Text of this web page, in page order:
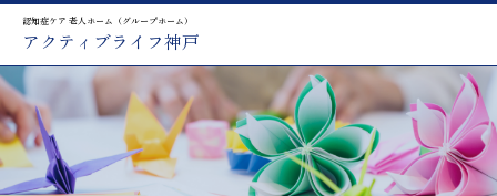
認知症ケア 老人ホーム（グループホーム）
アクティブライフ神戸